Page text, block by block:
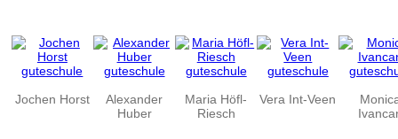
Jochen Horst
Alexander
Huber
Maria Höfl-
Riesch
Vera Int-Veen